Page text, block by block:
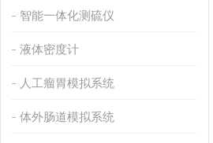
智能一体化测硫仪
液体密度计
人工瘤胃模拟系统
体外肠道模拟系统